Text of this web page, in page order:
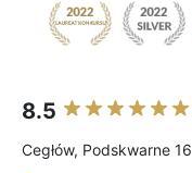
8.5
Cegłów, Podskwarne 16